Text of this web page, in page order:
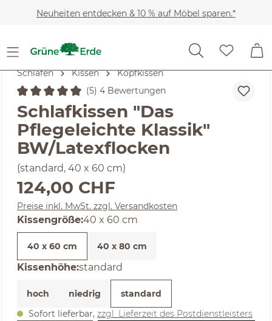
Zum Hauptinhalt springen
Neuheiten entdecken & 10 % auf Möbel sparen.*
Schlafen Kissen Kopfkissen
Durchschnittliche Bewertung von 5 von 5 Sternen
(5) 4 Bewertungen
Schlafkissen "Das
Pflegeleichte Klassik"
BW/Latexflocken
(standard, 40 x 60 cm)
Regulärer Preis:
124,00 CHF
Preise inkl. MwSt. zzgl. Versandkosten
Kissengrößeauswählen
:40 x 60 cm
40 x 60 cm 40 x 80 cm
Kissenhöheauswählen
:standard
hoch niedrig
standard
Sofort lieferbar, zzgl. Lieferzeit des Postdienstleisters